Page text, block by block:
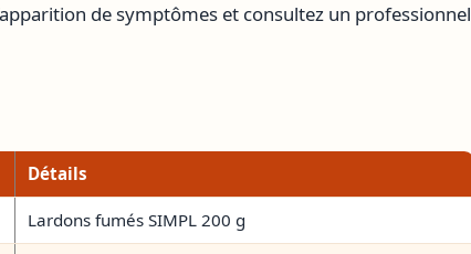
de symptômes et consultez un professionnel
Détails
Lardons fumés SIMPL 200 g